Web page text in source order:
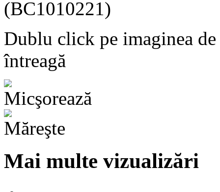
Dublu click pe imaginea de
întreagă
Mai multe vizualizări